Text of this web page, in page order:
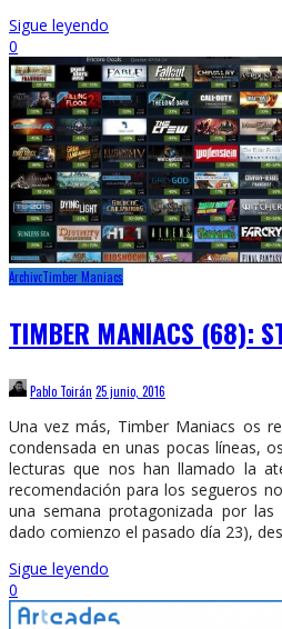
Sigue leyendo
0
ArchivoTimber Maniacs
TIMBER MANIACS (68):
Pablo Toirán 25 junio, 2016
Una vez más, Timber Maniacs os
condensada en unas pocas líneas,
lecturas que nos han llamado la
recomendación para los segueros
una semana protagonizada por
dado comienzo el pasado día 23),
Sigue leyendo
0